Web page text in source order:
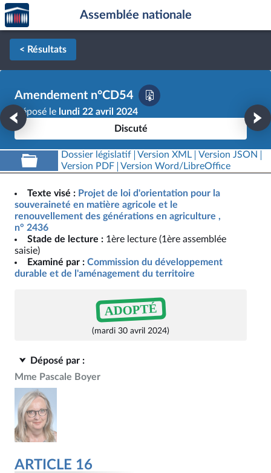
Aller au contenu
Aller en bas de la page
Accèder
à la
page
d'accueil
Assemblée nationale
< Résultats
Amendement n°CD54
Déposé le lundi 22 avril 2024
Discuté
Dossier législatif Version XML
Version JSON
Version PDF
Version Word/LibreOffice
Texte visé : Projet de loi d'orientation pour la
souveraineté en matière agricole et le
renouvellement des générations en agriculture ,
n° 2436
Stade de lecture : 1ère lecture (1ère assemblée
saisie)
Examiné par : Commission du développement
durable et de l'aménagement du territoire
ADOPTÉ
(mardi 30 avril 2024)
Déposé par :
Mme Pascale Boyer
ARTICLE 16